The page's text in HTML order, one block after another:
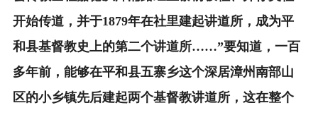
开始传道，并于1879年在社里建起讲道所，成为平
和县基督教史上的第二个讲道所……”要知道，一百
多年前，能够在平和县五寨乡这个深居漳州南部山
区的小乡镇先后建起两个基督教讲道所，这在整个